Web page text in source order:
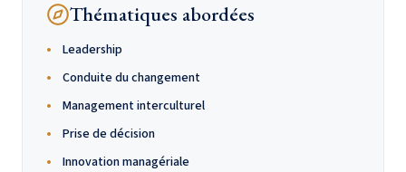
Thématiques abordées
Leadership
Conduite du changement
Management interculturel
Prise de décision
Innovation managériale